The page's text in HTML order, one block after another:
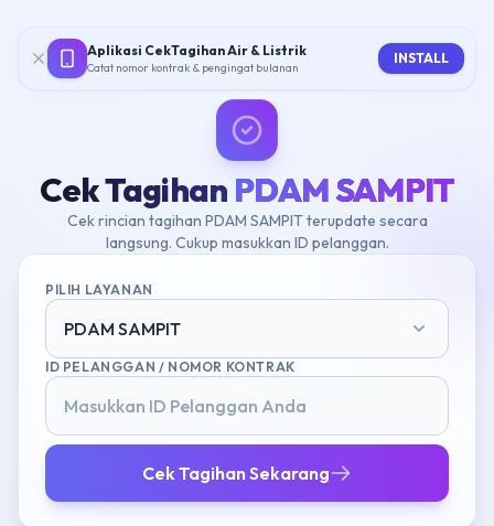
Aplikasi CekTagihan Air & Listrik
Catat nomor kontrak & pengingat bulanan
INSTALL
Cek Tagihan PDAM SAMPIT
Cek rincian tagihan PDAM SAMPIT terupdate secara
langsung. Cukup masukkan ID pelanggan.
PILIH LAYANAN
PDAM SAMPIT
ID PELANGGAN / NOMOR KONTRAK
Cek Tagihan Sekarang